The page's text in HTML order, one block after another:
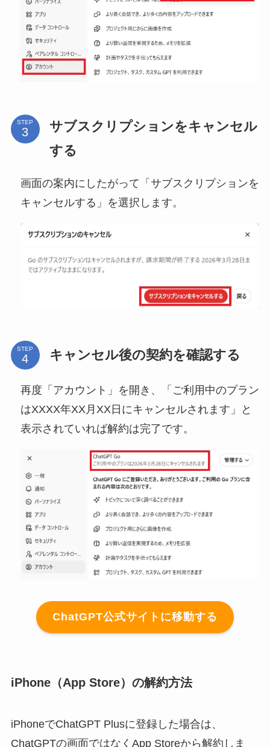
STEP
サブスクリプションをキャンセル
する
画面の案内にしたがって「サブスクリプションを
キャンセルする」を選択します。
STEP キャンセル後の契約を確認する
再度「アカウント」を開き、「ご利用中のプラン
はXXXX年XX月XX日にキャンセルされます」と
表示されていれば解約は完了です。
ChatGPT公式サイトに移動する
iPhone（App Store）の解約方法
iPhoneでChatGPT Plusに登録した場合は、
ChatGPTの画面ではなくApp Storeから解約しま